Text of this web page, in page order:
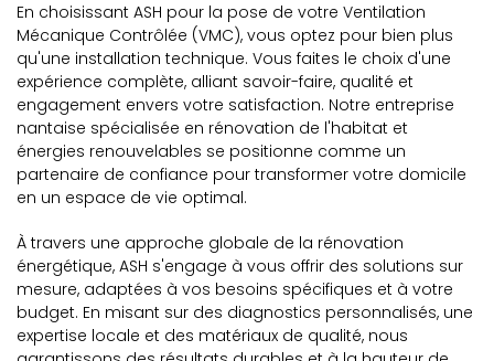
En choisissant ASH pour la pose de votre Ventilation
Mécanique Contrôlée (VMC), vous optez pour bien plus
qu'une installation technique. Vous faites le choix d'une
expérience complète, alliant savoir-faire, qualité et
engagement envers votre satisfaction. Notre entreprise
nantaise spécialisée en rénovation de l'habitat et
énergies renouvelables se positionne comme un
partenaire de confiance pour transformer votre domicile
en un espace de vie optimal.
À travers une approche globale de la rénovation
énergétique, ASH s'engage à vous offrir des solutions sur
mesure, adaptées à vos besoins spécifiques et à votre
budget. En misant sur des diagnostics personnalisés, une
expertise locale et des matériaux de qualité, nous